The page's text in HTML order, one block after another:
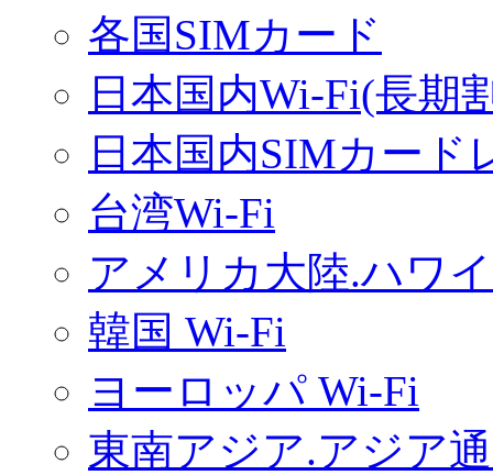
各国SIMカード
日本国内Wi-Fi(長期
日本国内SIMカード
台湾Wi-Fi
アメリカ大陸.ハワ
韓国 Wi-Fi
ヨーロッパ Wi-Fi
東南アジア.アジア